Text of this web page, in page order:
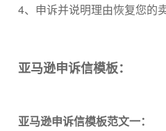
4、申诉并说明理由恢复您的
亚马逊申诉信模板：
亚马逊申诉信模板范文一：